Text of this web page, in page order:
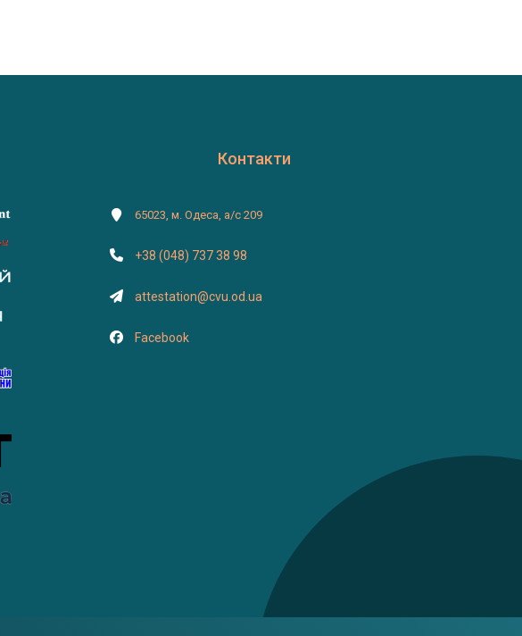
Контакти
65023, м. Одеса, а/с 209
+38 (048) 737 38 98
attestation@cvu.od.ua
Facebook